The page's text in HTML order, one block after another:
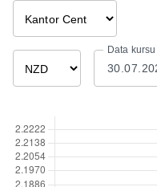
Data kursu